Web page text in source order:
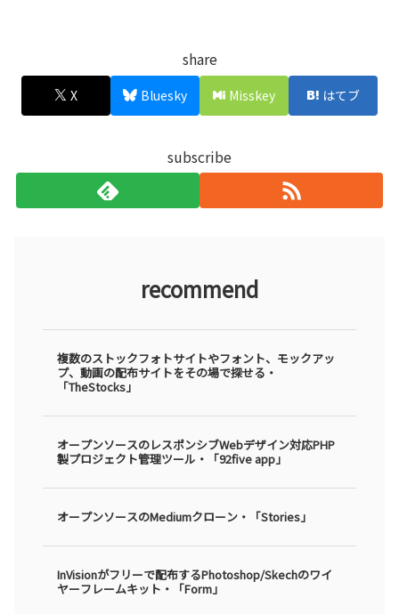
share
X Bluesky Misskey はてブ
subscribe
recommend
複数のストックフォトサイトやフォント、モックアッ
プ、動画の配布サイトをその場で探せる・
「TheStocks」
オープンソースのレスポンシブWebデザイン対応PHP
製プロジェクト管理ツール・「92five app」
オープンソースのMediumクローン・「Stories」
InVisionがフリーで配布するPhotoshop/Skechのワイ
ヤーフレームキット・「Form」